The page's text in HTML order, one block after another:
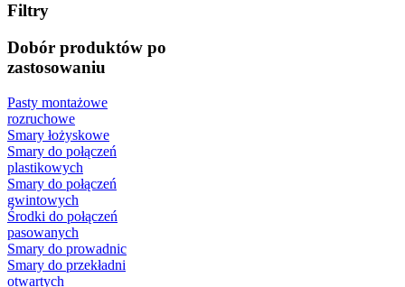
Filtry
Dobór produktów po
zastosowaniu
Pasty montażowe
rozruchowe
Smary łożyskowe
Smary do połączeń
plastikowych
Smary do połączeń
gwintowych
Środki do połączeń
pasowanych
Smary do prowadnic
Smary do przekładni
otwartych